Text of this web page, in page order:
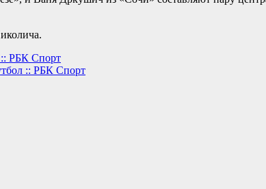
:: РБК Спорт
:: РБК Спорт